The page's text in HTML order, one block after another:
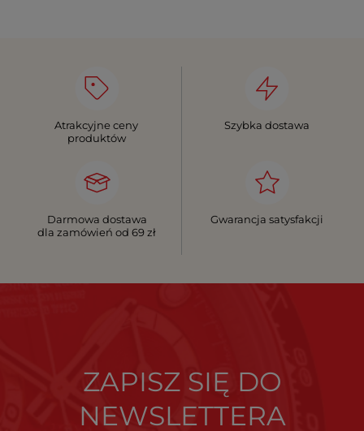
Atrakcyjne ceny
produktów
Szybka dostawa
Darmowa dostawa
dla zamówień od 69 zł
Gwarancja satysfakcji
ZAPISZ SIĘ DO
NEWSLETTERA